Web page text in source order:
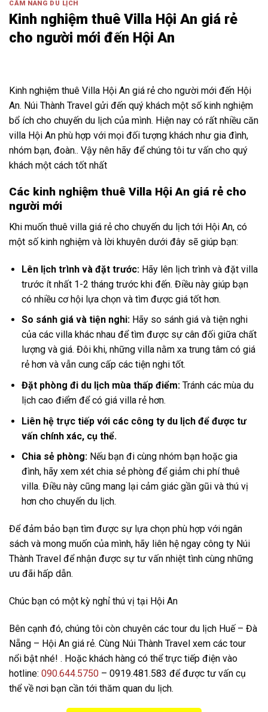
CẨM NANG DU LỊCH
Kinh nghiệm thuê Villa Hội An giá rẻ
cho người mới đến Hội An
Kinh nghiệm thuê Villa Hội An giá rẻ cho người mới đến Hội
An. Núi Thành Travel gửi đến quý khách một số kinh nghiệm
bổ ích cho chuyến du lịch của mình. Hiện nay có rất nhiều căn
villa Hội An phù hợp với mọi đối tượng khách như gia đình,
nhóm bạn, đoàn.. Vậy nên hãy để chúng tôi tư vấn cho quý
khách một cách tốt nhất
Các kinh nghiệm thuê Villa Hội An giá rẻ cho
người mới
Khi muốn thuê villa giá rẻ cho chuyến du lịch tới Hội An, có
một số kinh nghiệm và lời khuyên dưới đây sẽ giúp bạn:
Lên lịch trình và đặt trước: Hãy lên lịch trình và đặt villa
trước ít nhất 1-2 tháng trước khi đến. Điều này giúp bạn
có nhiều cơ hội lựa chọn và tìm được giá tốt hơn.
So sánh giá và tiện nghi: Hãy so sánh giá và tiện nghi
của các villa khác nhau để tìm được sự cân đối giữa chất
lượng và giá. Đôi khi, những villa nằm xa trung tâm có giá
rẻ hơn và vẫn cung cấp các tiện nghi tốt.
Đặt phòng đi du lịch mùa thấp điểm: Tránh các mùa du
lịch cao điểm để có giá villa rẻ hơn.
Liên hệ trực tiếp với các công ty du lịch để được tư
vấn chính xác, cụ thể.
Chia sẻ phòng: Nếu bạn đi cùng nhóm bạn hoặc gia
đình, hãy xem xét chia sẻ phòng để giảm chi phí thuê
villa. Điều này cũng mang lại cảm giác gần gũi và thú vị
hơn cho chuyến du lịch.
Để đảm bảo bạn tìm được sự lựa chọn phù hợp với ngân
sách và mong muốn của mình, hãy liên hệ ngay công ty Núi
Thành Travel để nhận được sự tư vấn nhiệt tình cùng những
ưu đãi hấp dẫn.
Chúc bạn có một kỳ nghỉ thú vị tại Hội An
Bên cạnh đó, chúng tôi còn chuyên các tour du lịch Huế – Đà
Nẵng – Hội An giá rẻ. Cùng Núi Thành Travel xem các tour
nổi bật nhé! . Hoặc khách hàng có thể trực tiếp điện vào
hotline: 090.644.5750– 0919.481.583 để được tư vấn cụ
thể về nơi bạn cần tới thăm quan du lịch.